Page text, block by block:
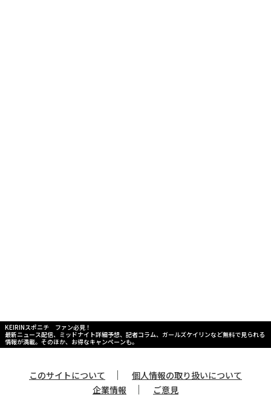
KEIRINスポニチ ファン必見！
最新ニュース配信、ミッドナイト詳細予想、記者コラム、ガールズケイリンなど無料で見られる
情報が満載。そのほか、お得なキャンペーンも。
このサイトについて ｜
個人情報の取り扱いについて
企業情報
｜ ご意見